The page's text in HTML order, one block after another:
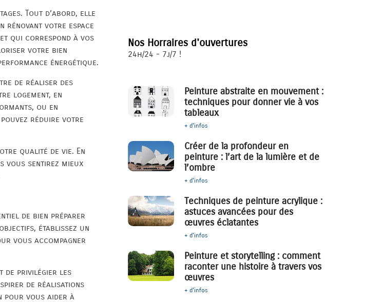
Tout d’abord, elle
rénovant votre espace
qui correspond à vos
votre bien
énergétique.
de réaliser des
logement, en
ou en
réduire votre
qualité de vie. En
sentirez mieux
de bien préparer
établissez un
vous accompagner
de privilégier les
de réalisations
pour vous aider à
Nos Horraires d'ouvertures
24h/24 - 7j/7 !
Peinture abstraite en mouvement :
techniques pour donner vie à vos
tableaux
+ d'infos
Créer de la profondeur en
peinture : l’art de la lumière et de
l’ombre
+ d'infos
Techniques de peinture acrylique :
astuces avancées pour des
œuvres éclatantes
+ d'infos
Peinture et storytelling : comment
raconter une histoire à travers vos
œuvres
+ d'infos